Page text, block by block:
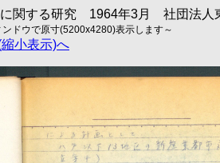
関する研究 1964年3月 社団法人
ドウで原寸(5200x4280)表示します～
小表示)へ